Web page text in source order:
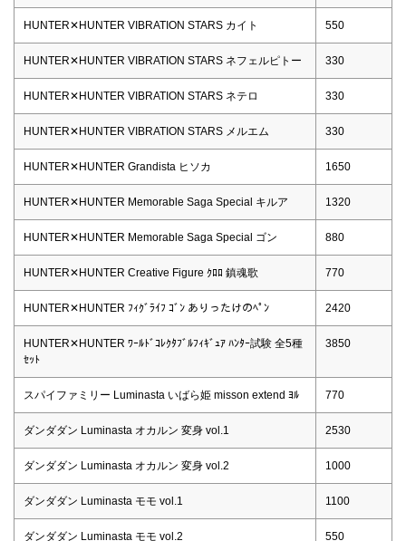
HUNTER✕HUNTER VIBRATION STARS カイト 550
HUNTER✕HUNTER VIBRATION STARS ネフェルピトー 330
HUNTER✕HUNTER VIBRATION STARS ネテロ 330
HUNTER✕HUNTER VIBRATION STARS メルエム 330
HUNTER✕HUNTER Grandista ヒソカ 1650
HUNTER✕HUNTER Memorable Saga Special キルア 1320
HUNTER✕HUNTER Memorable Saga Special ゴン 880
HUNTER✕HUNTER Creative Figure ｸﾛﾛ 鎮魂歌 770
HUNTER✕HUNTER ﾌｨｸﾞﾗｲﾌ ｺﾞﾝ ありったけのﾍﾟﾝ 2420
HUNTER✕HUNTER ﾜｰﾙﾄﾞｺﾚｸﾀﾌﾞﾙﾌｨｷﾞｭｱ ﾊﾝﾀｰ試験 全5種
ｾｯﾄ
3850
スパイファミリー Luminasta いばら姫 misson extend ﾖﾙ 770
ダンダダン Luminasta オカルン 変身 vol.1 2530
ダンダダン Luminasta オカルン 変身 vol.2 1000
ダンダダン Luminasta モモ vol.1 1100
ダンダダン Luminasta モモ vol.2 550